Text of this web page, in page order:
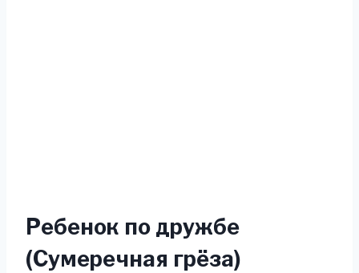
Ребенок по дружбе
(Сумеречная грёза)